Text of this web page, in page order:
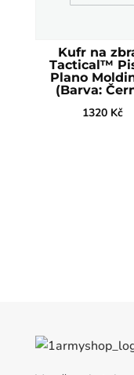
Kufr na
Tactical™
Plano
(Barva:
1320 Kč